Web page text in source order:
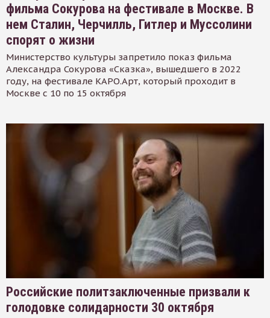
фильма Сокурова на фестивале в Москве. В
нем Сталин, Черчилль, Гитлер и Муссолини
спорят о жизни
Министерство культуры запретило показ фильма
Александра Сокурова «Сказка», вышедшего в 2022
году, на фестивале КАРО.Арт, который проходит в
Москве с 10 по 15 октября
Российские политзаключенные призвали к
голодовке солидарности 30 октября